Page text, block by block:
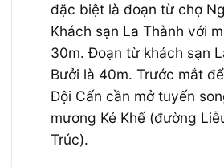
đặc biệt là đoạn từ chợ
Khách sạn La Thành với
30m. Đoạn từ khách sạn
Bưởi là 40m. Trước mắt
Đội Cấn cần mở tuyến
mương Kẻ Khế (đường
Trúc).